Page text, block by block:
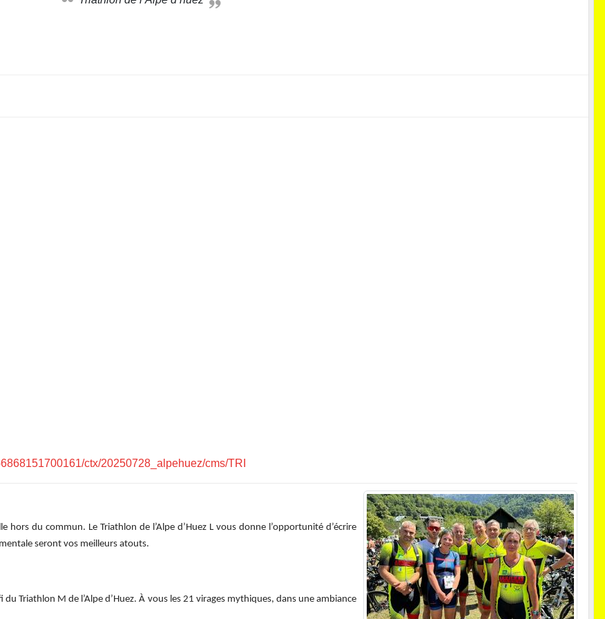
ctx/20250728_alpehuez/cms/TRI
du commun. Le Triathlon de l’Alpe d’Huez L vous donne l’opportunité d’écrire
seront vos meilleurs atouts.
Triathlon M de l’Alpe d’Huez. À vous les 21 virages mythiques, dans une ambiance